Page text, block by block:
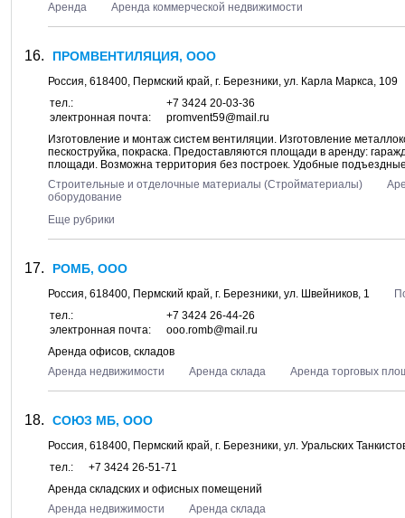
Аренда
Аренда коммерческой недвижимости
ПРОМВЕНТИЛЯЦИЯ, ООО
Россия, 618400, Пермский край, г. Березники, ул. Карла Маркса, 109
тел.:
+7 3424 20-03-36
электронная почта:
promvent59@mail.ru
Изготовление и монтаж систем вентиляции. Изготовление
пескоструйка, покраска. Предоставляются площади в аренду:
площади. Возможна территория без построек. Удобные
Строительные и отделочные материалы (Стройматериалы)
оборудование
Еще рубрики
РОМБ, ООО
Россия, 618400, Пермский край, г. Березники, ул. Швейников, 1
тел.:
+7 3424 26-44-26
электронная почта:
ooo.romb@mail.ru
Аренда офисов, складов
Аренда недвижимости
Аренда склада Аренда торговых
СОЮЗ МБ, ООО
Россия, 618400, Пермский край, г. Березники, ул. Уральских
тел.:
+7 3424 26-51-71
Аренда складских и офисных помещений
Аренда недвижимости
Аренда склада